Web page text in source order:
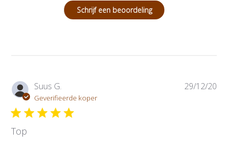
Schrijf een beoordeling
Suus G.
Geverifieerde koper
Top
P
29/12/20